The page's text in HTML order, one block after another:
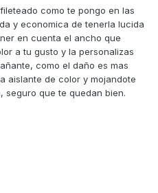
como te pongo en las
y economica de tenerla lucida
en cuenta el ancho que
a tu gusto y la personalizas
como el daño es mas
aislante de color y mojandote
seguro que te quedan bien.